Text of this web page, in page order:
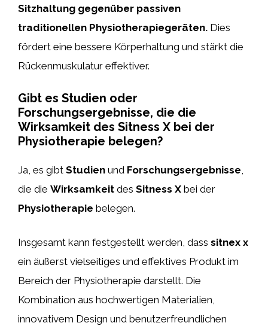
Sitzhaltung gegenüber passiven
traditionellen Physiotherapiegeräten. Dies
fördert eine bessere Körperhaltung und stärkt die
Rückenmuskulatur effektiver.
Gibt es Studien oder
Forschungsergebnisse, die die
Wirksamkeit des Sitness X bei der
Physiotherapie belegen?
Ja, es gibt Studien und Forschungsergebnisse
die die Wirksamkeit des Sitness X bei der
Physiotherapie belegen.
Insgesamt kann festgestellt werden, dass sitnex x
ein äußerst vielseitiges und effektives Produkt im
Bereich der Physiotherapie darstellt. Die
Kombination aus hochwertigen Materialien,
innovativem Design und benutzerfreundlichen